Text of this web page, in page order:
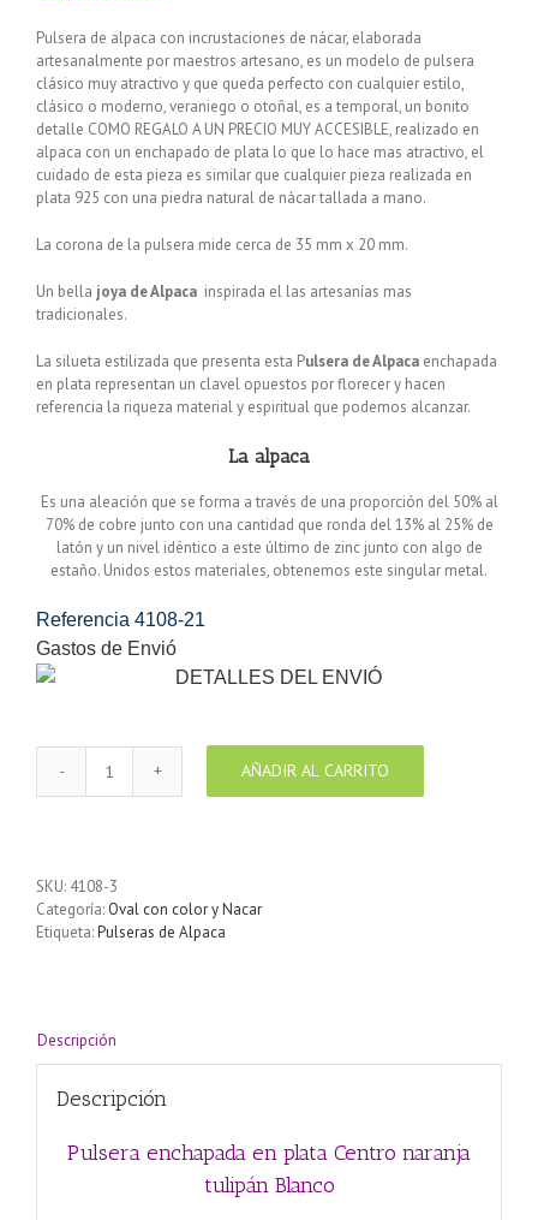
Pulsera de alpaca con incrustaciones de nácar, elaborada
artesanalmente por maestros artesano, es un modelo de pulsera
clásico muy atractivo y que queda perfecto con cualquier estilo,
clásico o moderno, veraniego o otoñal, es a temporal, un bonito
detalle COMO REGALO A UN PRECIO MUY ACCESIBLE, realizado en
alpaca con un enchapado de plata lo que lo hace mas atractivo, el
cuidado de esta pieza es similar que cualquier pieza realizada en
plata 925 con una piedra natural de nácar tallada a mano.
La corona de la pulsera mide cerca de 35 mm x 20 mm.
Un bella joya de Alpaca inspirada el las artesanías mas
tradicionales.
La silueta estilizada que presenta esta Pulsera de Alpaca enchapada
en plata representan un clavel opuestos por florecer y hacen
referencia la riqueza material y espiritual que podemos alcanzar.
La alpaca
Es una aleación que se forma a través de una proporción del 50% al
70% de cobre junto con una cantidad que ronda del 13% al 25% de
latón y un nivel idéntico a este último de zinc junto con algo de
estaño. Unidos estos materiales, obtenemos este singular metal.
Referencia 4108-21
Gastos de Envió
Pulsera
enchapada
naranja
tulipán
Blanco
AÑADIR AL CARRITO
SKU: 4108-3
Categoría: Oval con color y Nacar
Etiqueta:Pulseras de Alpaca
Descripción
Descripción
Pulsera enchapada en plata Centro naranja
tulipán Blanco